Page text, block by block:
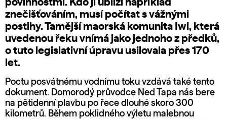
povinnostmi. Kdo jí ublíží například
znečišťováním, musí počítat s vážnými
postihy. Tamější maorská komunita Iwi, která
uvedenou řeku vnímá jako jednoho z předků,
o tuto legislativní úpravu usilovala přes 170
let.
Poctu posvátnému vodnímu toku vzdává také tento
dokument. Domorodý průvodce Ned Tapa nás bere
na pětidenní plavbu po řece dlouhé skoro 300
kilometrů. Během poklidného výletu malebnou